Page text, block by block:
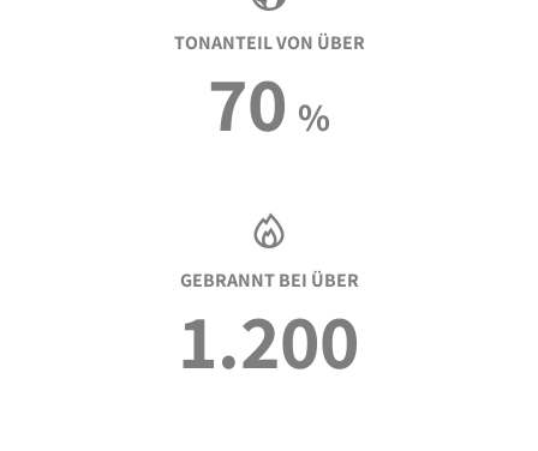
TONANTEIL VON ÜBER
70 %
GEBRANNT BEI ÜBER
1.200